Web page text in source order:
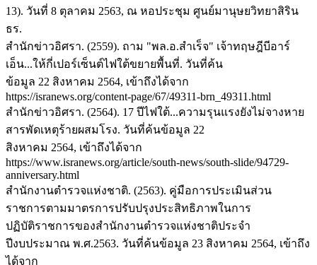
13). วันที่ 8 ตุลาคม 2563, ณ หอประชุม ศูนย์มานุษยวิทยาสิริน
ธร.
สำนักข่าวอิศรา. (2559). ถาม "พล.อ.สำเร็จ" เจ้าทฤษฎีบีอาร์
เอ็น...ให้กี่เปอร์เซ็นต์ไฟใต้ขยายพื้นที่. วันที่ค้น
ข้อมูล 22 สิงหาคม 2564, เข้าถึงได้จาก
https://isranews.org/content-page/67/49311-brn_49311.html
สำนักข่าวอิศรา. (2564). 17 ปีไฟใต้...ความรุนแรงยังไม่จางหาย
สารพัดเหตุร้ายผสมโรง. วันที่ค้นข้อมูล 22
สิงหาคม 2564, เข้าถึงได้จาก
https://www.isranews.org/article/south-news/south-slide/94729-
anniversary.html
สำนักงานตำรวจแห่งชาติ. (2563). คู่มือการประเมินส่วน
ราชการตามมาตรการปรับปรุงประสิทธิภาพในการ
ปฏิบัติราชการของสำนักงานตำรวจแห่งชาติประจำ
ปีงบประมาณ พ.ศ.2563. วันที่ค้นข้อมูล 23 สิงหาคม 2564, เข้าถึง
ได้จาก